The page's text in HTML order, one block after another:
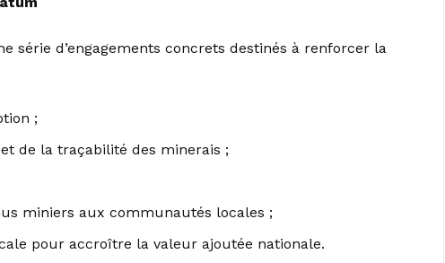
série d’engagements concrets destinés à renforcer la
;
de la traçabilité des minerais ;
miniers aux communautés locales ;
pour accroître la valeur ajoutée nationale.